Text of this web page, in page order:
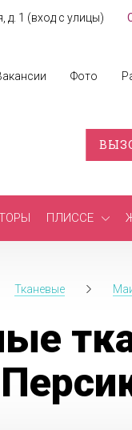
д. 1 (вход с улицы)
Фото
ПЛИССЕ
Тканевые